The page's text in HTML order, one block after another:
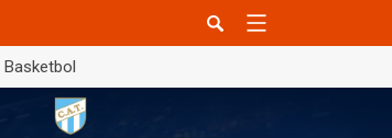
Basketbol